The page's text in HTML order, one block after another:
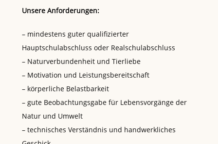
Unsere Anforderungen:
– mindestens guter qualifizierter
Hauptschulabschluss oder Realschulabschluss
– Naturverbundenheit und Tierliebe
– Motivation und Leistungsbereitschaft
– körperliche Belastbarkeit
– gute Beobachtungsgabe für Lebensvorgänge der
Natur und Umwelt
– technisches Verständnis und handwerkliches